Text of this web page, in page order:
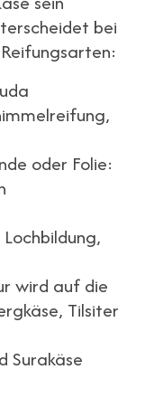
bei
oder Folie:
wird auf die
Tilsiter
Surakäse